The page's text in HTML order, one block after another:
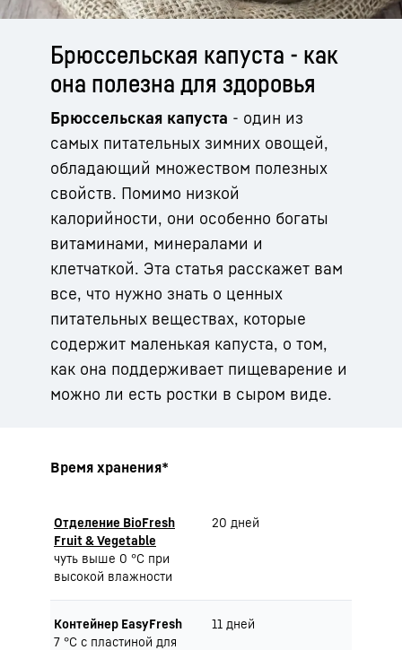
Брюссельская капуста - как
она полезна для здоровья
Брюссельская капуста - один из
самых питательных зимних овощей,
обладающий множеством полезных
свойств. Помимо низкой
калорийности, они особенно богаты
витаминами, минералами и
клетчаткой. Эта статья расскажет вам
все, что нужно знать о ценных
питательных веществах, которые
содержит маленькая капуста, о том,
как она поддерживает пищеварение и
можно ли есть ростки в сыром виде.
Время хранения*
Отделение BioFresh
Fruit & Vegetable
чуть выше 0 °C при
высокой влажности
20 дней
Контейнер EasyFresh
7 °C с пластиной для
11 дней